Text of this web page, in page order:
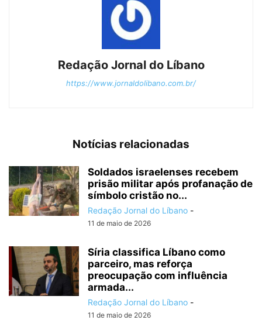
Redação Jornal do Líbano
https://www.jornaldolibano.com.br/
Notícias relacionadas
Soldados israelenses recebem
prisão militar após profanação de
símbolo cristão no...
Redação Jornal do Líbano -
11 de maio de 2026
Síria classifica Líbano como
parceiro, mas reforça
preocupação com influência
armada...
Redação Jornal do Líbano -
11 de maio de 2026